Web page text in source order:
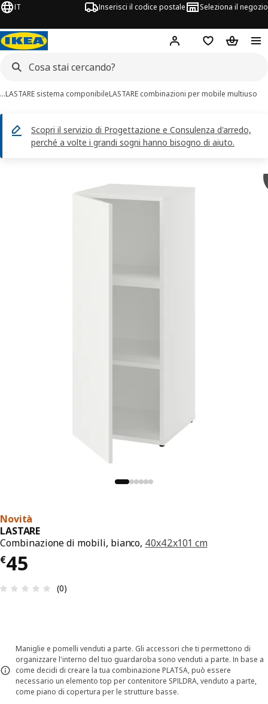
IT Inserisci il codice postale Seleziona il negozio
Hej! AccediLista deiCarrello
…LASTARE sistema componibileLASTARE combinazioni per mobile multiuso
Scopri il servizio di Progettazione e Consulenza d'arredo,
perché a volte i grandi sogni hanno bisogno di aiuto.
Novità
LASTARE
Combinazione di mobili, bianco, 40x42x101 cm
€45
Prezzo € 45
Recensione: 0 di 5 stelle. Recensioni totali: 0
(0)
Maniglie e pomelli venduti a parte. Gli accessori che ti permettono di
organizzare l'interno del tuo guardaroba sono venduti a parte. In base a
come decidi di creare la tua combinazione PLATSA, può essere
necessario un elemento top per contenitore SPILDRA, venduto a parte,
come piano di copertura per le strutture basse.